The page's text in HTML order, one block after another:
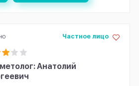
Анатолий
Частное лицо